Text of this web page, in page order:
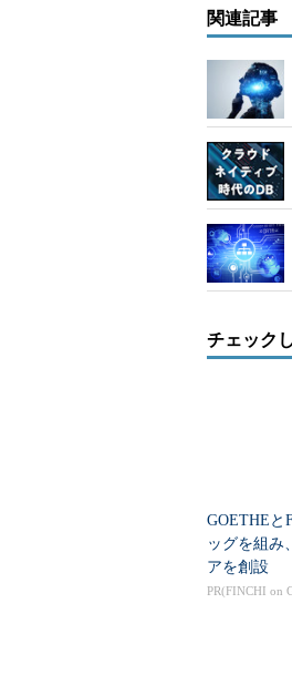
関連記事
チェック
GOETHEと
ッグを組み
アを創設
PR(FINCHI on